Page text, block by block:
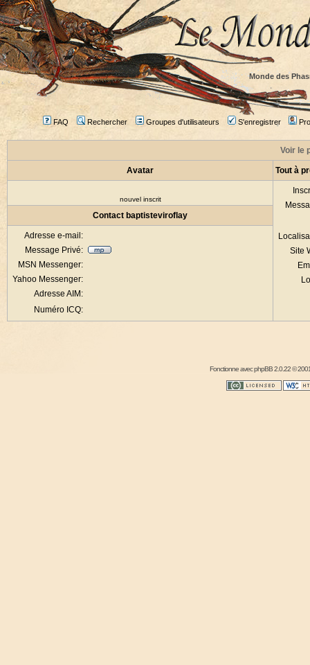
Monde des
FAQ Rechercher Groupes d'utilisateurs S'enregistrer
Voir le
Avatar Tout à
nouvel inscrit
Site
Contact baptisteviroflay
Adresse e-mail:
Message Privé:
MSN Messenger:
Yahoo Messenger:
Adresse AIM:
Numéro ICQ:
Fonctionne avecphpBB2.0.22 ©